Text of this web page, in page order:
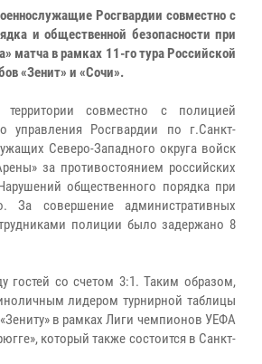
Росгвардии совместно с
и общественной безопасности при
матча в рамках 11-го тура Российской
«Зенит» и «Сочи».
совместно с полицией
управления Росгвардии по г.Санкт-
Северо-Западного округа войск
за противостоянием российских
общественного порядка при
За совершение административных
полиции было задержано 8
гостей со счетом 3:1. Таким образом,
лидером турнирной таблицы
в рамках Лиги чемпионов УЕФА
который также состоится в Санкт-